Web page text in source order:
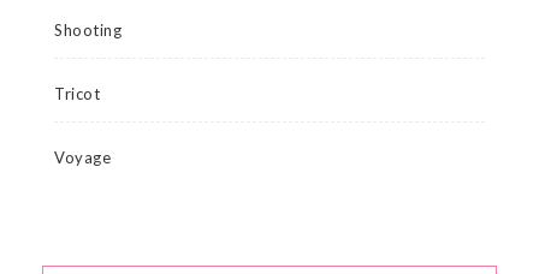
Shooting
Tricot
Voyage